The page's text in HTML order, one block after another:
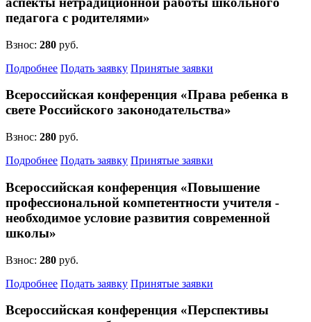
педагога с родителями»
Взнос: 280 руб.
Подробнее Подать заявку Принятые заявки
Всероссийская конференция «Права ребенка в
свете Российского законодательства»
Взнос: 280 руб.
Подробнее Подать заявку Принятые заявки
Всероссийская конференция «Повышение
профессиональной компетентности учителя -
необходимое условие развития современной
школы»
Взнос: 280 руб.
Подробнее Подать заявку Принятые заявки
Всероссийская конференция «Перспективы